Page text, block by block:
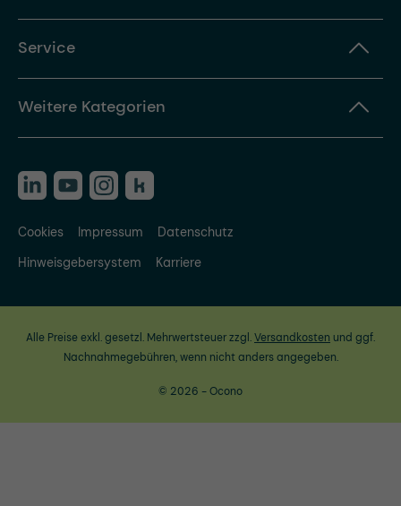
Service
Weitere Kategorien
Cookies Impressum
Datenschutz
Hinweisgebersystem
Karriere
Alle Preise exkl. gesetzl. Mehrwertsteuer zzgl.Versandkosten und ggf.
Nachnahmegebühren, wenn nicht anders angegeben.
© 2026 - Ocono